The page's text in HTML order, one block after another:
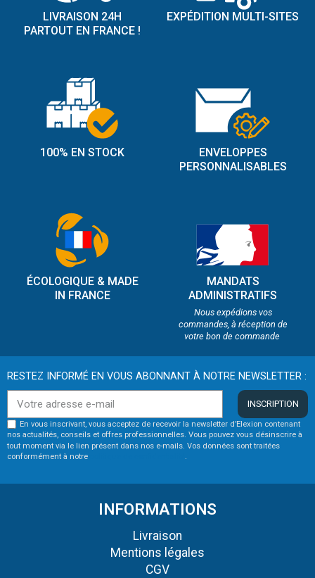
LIVRAISON 24H
PARTOUT EN FRANCE !
EXPÉDITION MULTI-SITES
100% EN STOCK
ENVELOPPES
PERSONNALISABLES
ÉCOLOGIQUE & MADE
IN FRANCE
MANDATS
ADMINISTRATIFS
Nous expédions vos
commandes, à réception de
votre bon de commande
RESTEZ INFORMÉ EN VOUS ABONNANT À NOTRE NEWSLETTER :
INSCRIPTION
En vous inscrivant, vous acceptez de recevoir la newsletter d’Elexion contenant
nos actualités, conseils et offres professionnelles. Vous pouvez vous désinscrire à
tout moment via le lien présent dans nos e-mails. Vos données sont traitées
conformément à notre
.
INFORMATIONS
Livraison
Mentions légales
CGV